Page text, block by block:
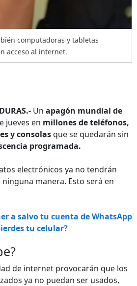
computadoras y tabletas
acceso al internet.
Un apagón mundial de
jueves en millones de teléfonos,
y consolasque se quedarán sin
programada.
electrónicos ya no tendrán
ninguna manera. Esto será en
a salvo tu cuenta de WhatsApp
tu celular?
de internet provocarán que los
ya no puedan ser usados,